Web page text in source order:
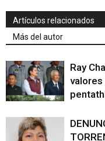
Artículos relacionados
Más del autor
Ray
valores